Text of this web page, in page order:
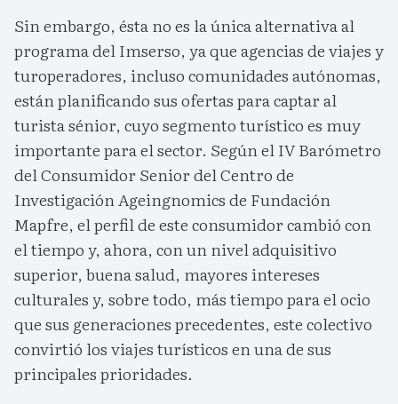
Sin embargo, ésta no es la única alternativa al
programa del Imserso, ya que agencias de viajes y
turoperadores, incluso comunidades autónomas,
están planificando sus ofertas para captar al
turista sénior, cuyo segmento turístico es muy
importante para el sector. Según el IV Barómetro
del Consumidor Senior del Centro de
Investigación Ageingnomics de Fundación
Mapfre, el perfil de este consumidor cambió con
el tiempo y, ahora, con un nivel adquisitivo
superior, buena salud, mayores intereses
culturales y, sobre todo, más tiempo para el ocio
que sus generaciones precedentes, este colectivo
convirtió los viajes turísticos en una de sus
principales prioridades.